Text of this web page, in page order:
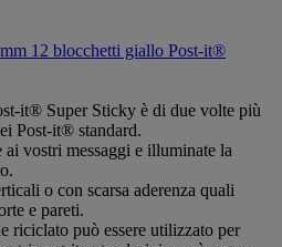
12 blocchetti giallo Post-it®
it® Super Sticky è di due volte più
Post-it® standard.
vostri messaggi e illuminate la
o con scarsa aderenza quali
e pareti.
riciclato può essere utilizzato per